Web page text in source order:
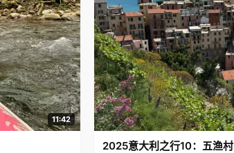
11:42
2025意大利之行10：五渔村